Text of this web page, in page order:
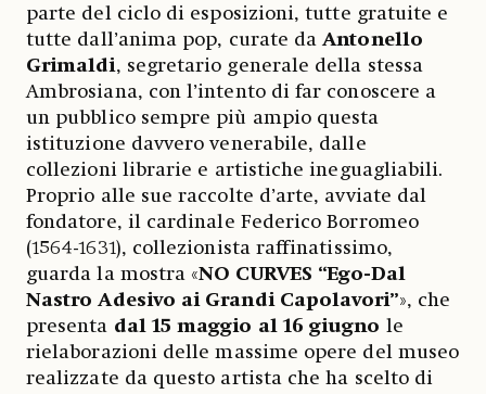
parte del ciclo di esposizioni, tutte gratuite e
tutte dall’anima pop, curate daAntonello
Grimaldi, segretario generale della stessa
Ambrosiana, con l’intento di far conoscere a
un pubblico sempre più ampio questa
istituzione davvero venerabile, dalle
collezioni librarie e artistiche ineguagliabili.
Proprio alle sue raccolte d’arte, avviate dal
fondatore, il cardinale Federico Borromeo
(1564-1631), collezionista raffinatissimo,
guarda la mostra «NO CURVES “Ego-Dal
Nastro Adesivo ai Grandi Capolavori”», che
presenta dal 15 maggio al 16 giugno le
rielaborazioni delle massime opere del museo
realizzate da questo artista che ha scelto di